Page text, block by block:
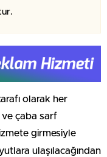
olarak her
ve çaba sarf
girmesiyle
ulaşılacağından